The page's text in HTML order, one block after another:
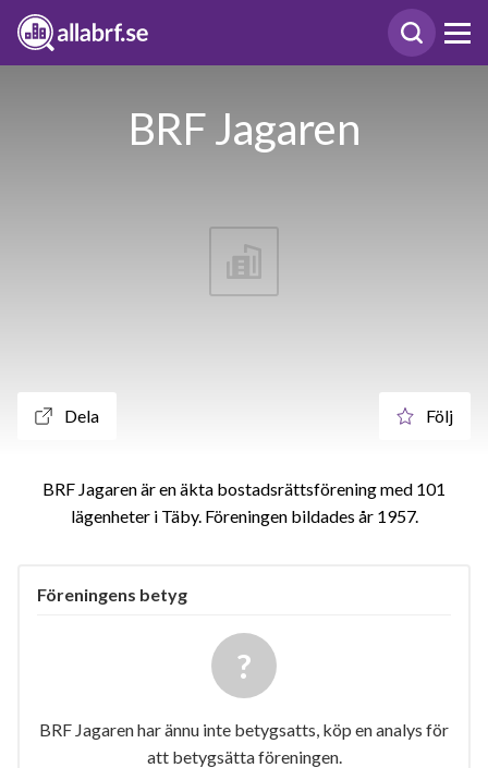
BRF Jagaren
Dela Följ
BRF Jagaren är en äkta bostadsrättsförening med 101
lägenheter i Täby. Föreningen bildades år 1957
Föreningens betyg
BRF Jagaren har ännu inte betygsatts, köp en analys för
att betygsätta föreningen.